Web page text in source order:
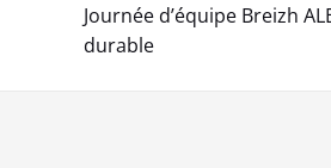
Journée d’équipe Breizh
durable